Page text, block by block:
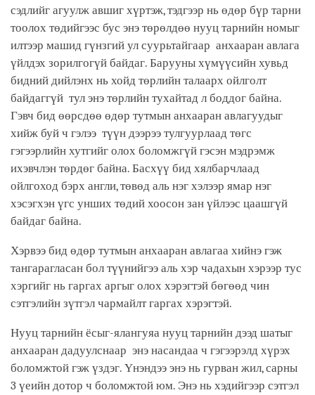
сэдлийг агуулж авшиг хүртэж, тэдгээр нь өдөр бүр тарни
тоолох төдийгээс бус энэ төрөлдөө нууц тарнийн номыг
илтээр машид гүнзгий ул суурьтайгаар анхааран авлага
үйлдэх зорилгогүй байдаг. Барууны хүмүүсийн хувьд
бидний дийлэнх нь хойд төрлийн талаарх ойлголт
байдаггүй тул энэ төрлийн тухайтад л боддог байна.
Гэвч бид өөрсдөө өдөр тутмын анхааран авлагуудыг
хийж буй ч гэлээ түүн дээрээ тулгуурлаад төгс
гэгээрлийн хутгийг олох боломжгүй гэсэн мэдрэмж
ихэвчлэн төрдөг байна. Басхүү бид хялбарчлаад
ойлгоход бэрх англи, төвөд аль нэг хэлээр ямар нэг
хэсэгхэн үгс унших төдий хоосон зан үйлээс цаашгүй
байдаг байна.
Хэрвээ бид өдөр тутмын анхааран авлагаа хийнэ гэж
тангарагласан бол түүнийгээ аль хэр чадахын хэрээр тус
хэргийг нь гаргах аргыг олох хэрэгтэй бөгөөд чин
сэтгэлийн зүтгэл чармайлт гаргах хэрэгтэй.
Нууц тарнийн ёсыг-ялангуяа нууц тарнийн дээд шатыг
анхааран дадуулснаар энэ насандаа ч гэгээрэлд хүрэх
боломжтой гэж үздэг. Үнэндээ энэ нь гурван жил, сарны
3 үеийн дотор ч боломжтой юм. Энэ нь хэдийгээр сэтгэл